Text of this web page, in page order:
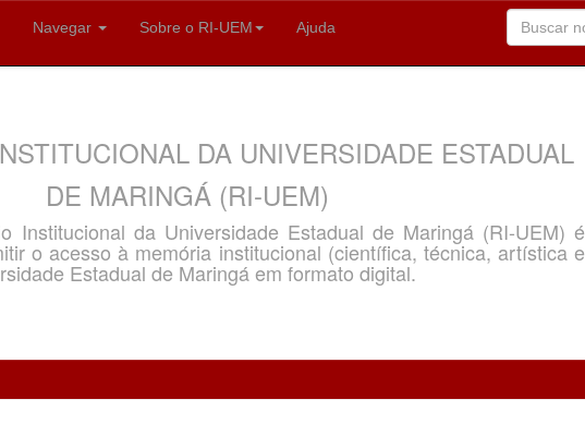
Navegar Sobre o RI-UEM Ajuda
DA UNIVERSIDADE ESTADUAL
DE MARINGÁ (RI-UEM)
Institucional da Universidade Estadual de Maringá (RI-UEM) é
o acesso à memória institucional (científica, técnica, artística e
Estadual de Maringá em formato digital.